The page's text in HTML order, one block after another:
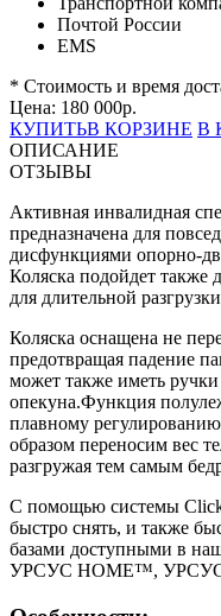
Почтой России
EMS
* Стоимость и время
Цена: 180 000р.
КУПИТЬВ КОРЗИНЕ В
ОПИСАНИЕ
ОТЗЫВЫ
Активная инвалидная
предназначена для
дисфункциями опорно-
Коляска подойдет также
для длительной
Коляска оснащена не
предотвращая падение
может также иметь
опекуна.Функция
плавному
образом переносим вес
разгружая тем самым
С помощью системы
быстро снять, и также
базами доступными в
УРСУС HOME™,